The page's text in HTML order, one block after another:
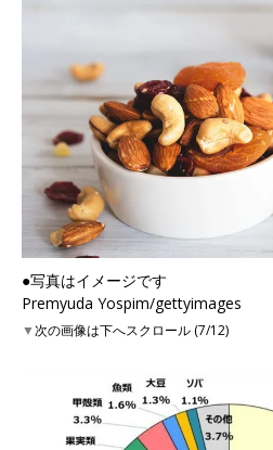
●写真はイメージです
Premyuda Yospim/gettyimages
▼次の画像は下へスクロール (7/12)